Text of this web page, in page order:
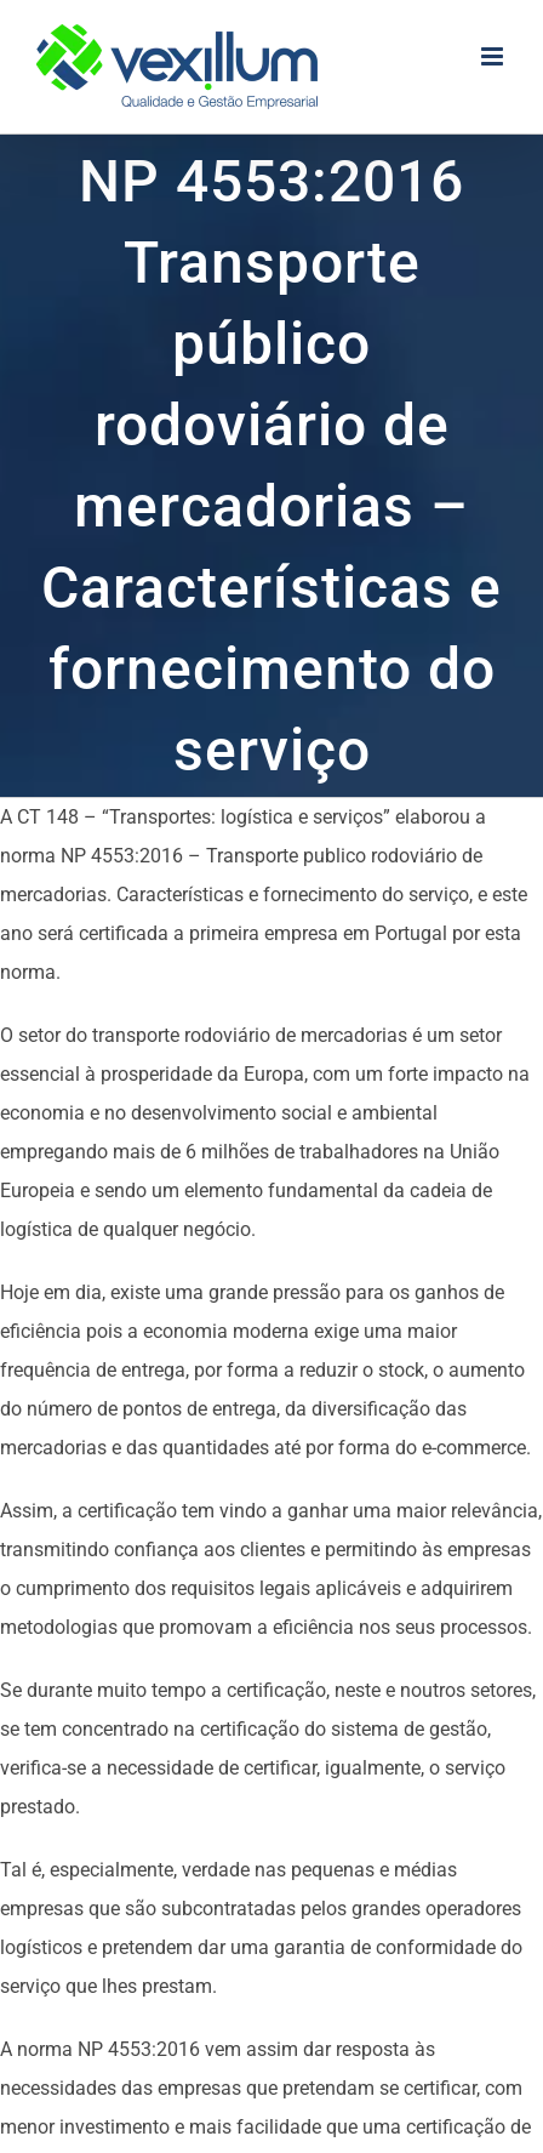
content
NP 4553:2016
Transporte
público
rodoviário de
mercadorias –
Características e
fornecimento do
serviço
A CT 148 – “Transportes: logística e serviços” elaborou a
norma NP 4553:2016 – Transporte publico rodoviário de
mercadorias. Características e fornecimento do serviço, e este
ano será certificada a primeira empresa em Portugal por esta
norma.
O setor do transporte rodoviário de mercadorias é um setor
essencial à prosperidade da Europa, com um forte impacto na
economia e no desenvolvimento social e ambiental
empregando mais de 6 milhões de trabalhadores na União
Europeia e sendo um elemento fundamental da cadeia de
logística de qualquer negócio.
Hoje em dia, existe uma grande pressão para os ganhos de
eficiência pois a economia moderna exige uma maior
frequência de entrega, por forma a reduzir o stock, o aumento
do número de pontos de entrega, da diversificação das
mercadorias e das quantidades até por forma do e-commerce.
Assim, a certificação tem vindo a ganhar uma maior relevância,
transmitindo confiança aos clientes e permitindo às empresas
o cumprimento dos requisitos legais aplicáveis e adquirirem
metodologias que promovam a eficiência nos seus processos.
Se durante muito tempo a certificação, neste e noutros setores,
se tem concentrado na certificação do sistema de gestão,
verifica-se a necessidade de certificar, igualmente, o serviço
prestado.
Tal é, especialmente, verdade nas pequenas e médias
empresas que são subcontratadas pelos grandes operadores
logísticos e pretendem dar uma garantia de conformidade do
serviço que lhes prestam.
A norma NP 4553:2016 vem assim dar resposta às
necessidades das empresas que pretendam se certificar, com
menor investimento e mais facilidade que uma certificação de